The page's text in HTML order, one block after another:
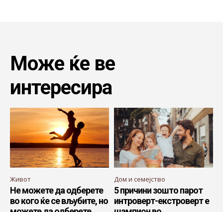
Може ќе ве
интересира
Живот
Не можете да одберете
во кого ќе се вљубите, но
Дом и семејство
5 причини зошто парот
интроверт-екстроверт е